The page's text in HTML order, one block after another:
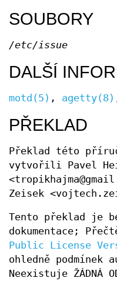
SOUBORY
/etc/issue
DALŠÍ
motd(5) , agetty(8)
PŘEKLAD
Překlad této
vytvořili Pavel
Zeisek
Tento překlad je
dokumentace;
Public License
ohledně podmínek
Neexistuje ŽÁDNÁ